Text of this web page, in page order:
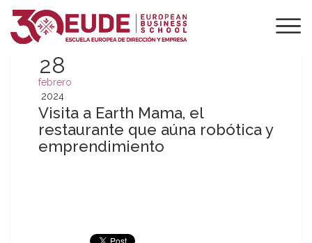
28
febrero
2024
Visita a Earth Mama, el
restaurante que aúna robótica y
emprendimiento